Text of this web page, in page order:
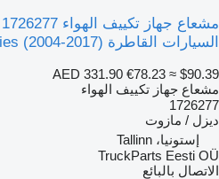
السيارات القاطرة Scania P,G,R,T-series (2004-2017)
AED 331.90 €78.23 ≈ $90.39
مشعاع جهاز تكييف الهواء
1726277
ديزل / مازوت
إستونيا، Tallinn
TruckParts Eesti OÜ
الاتصال بالبائع